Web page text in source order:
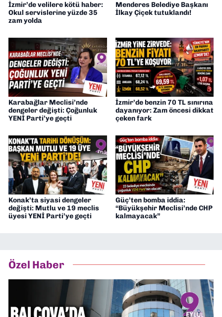
İzmir’de velilere kötü haber:
Okul servislerine yüzde 35
zam yolda
Menderes Belediye Başkanı
İlkay Çiçek tutuklandı!
Karabağlar Meclisi’nde
dengeler değişti: Çoğunluk
YENİ Parti’ye geçti
İzmir’de benzin 70 TL sınırına
dayanıyor: Zam öncesi dikkat
çeken fark
Konak’ta siyasi dengeler
değişti: Mutlu ve 19 meclis
üyesi YENİ Parti’ye geçti
Güç’ten bomba iddia:
“Büyükşehir Meclisi’nde CHP
kalmayacak”
Özel Haber